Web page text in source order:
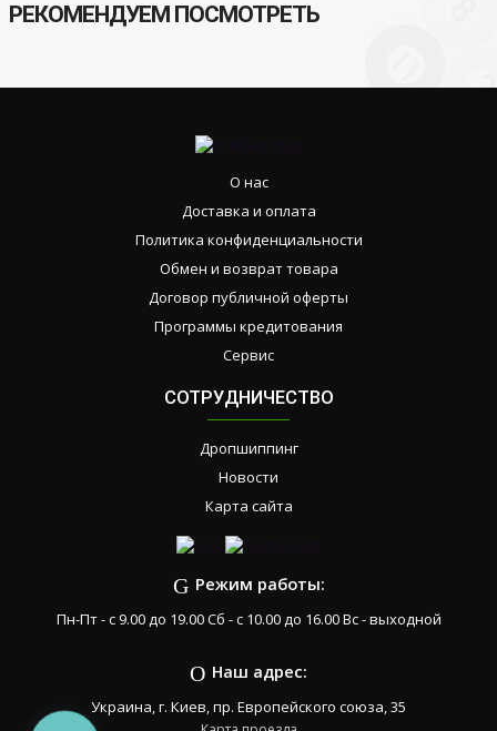
РЕКОМЕНДУЕМ ПОСМОТРЕТЬ
О нас
Доставка и оплата
Политика конфиденциальности
Обмен и возврат товара
Договор публичной оферты
Программы кредитования
Сервис
СОТРУДНИЧЕСТВО
Дропшиппинг
Новости
Карта сайта
Режим работы:
Пн-Пт - с 9.00 до 19.00 Сб - с 10.00 до 16.00 Вс - выходной
Наш адрес:
Украина, г. Киев, пр. Европейского союза, 35